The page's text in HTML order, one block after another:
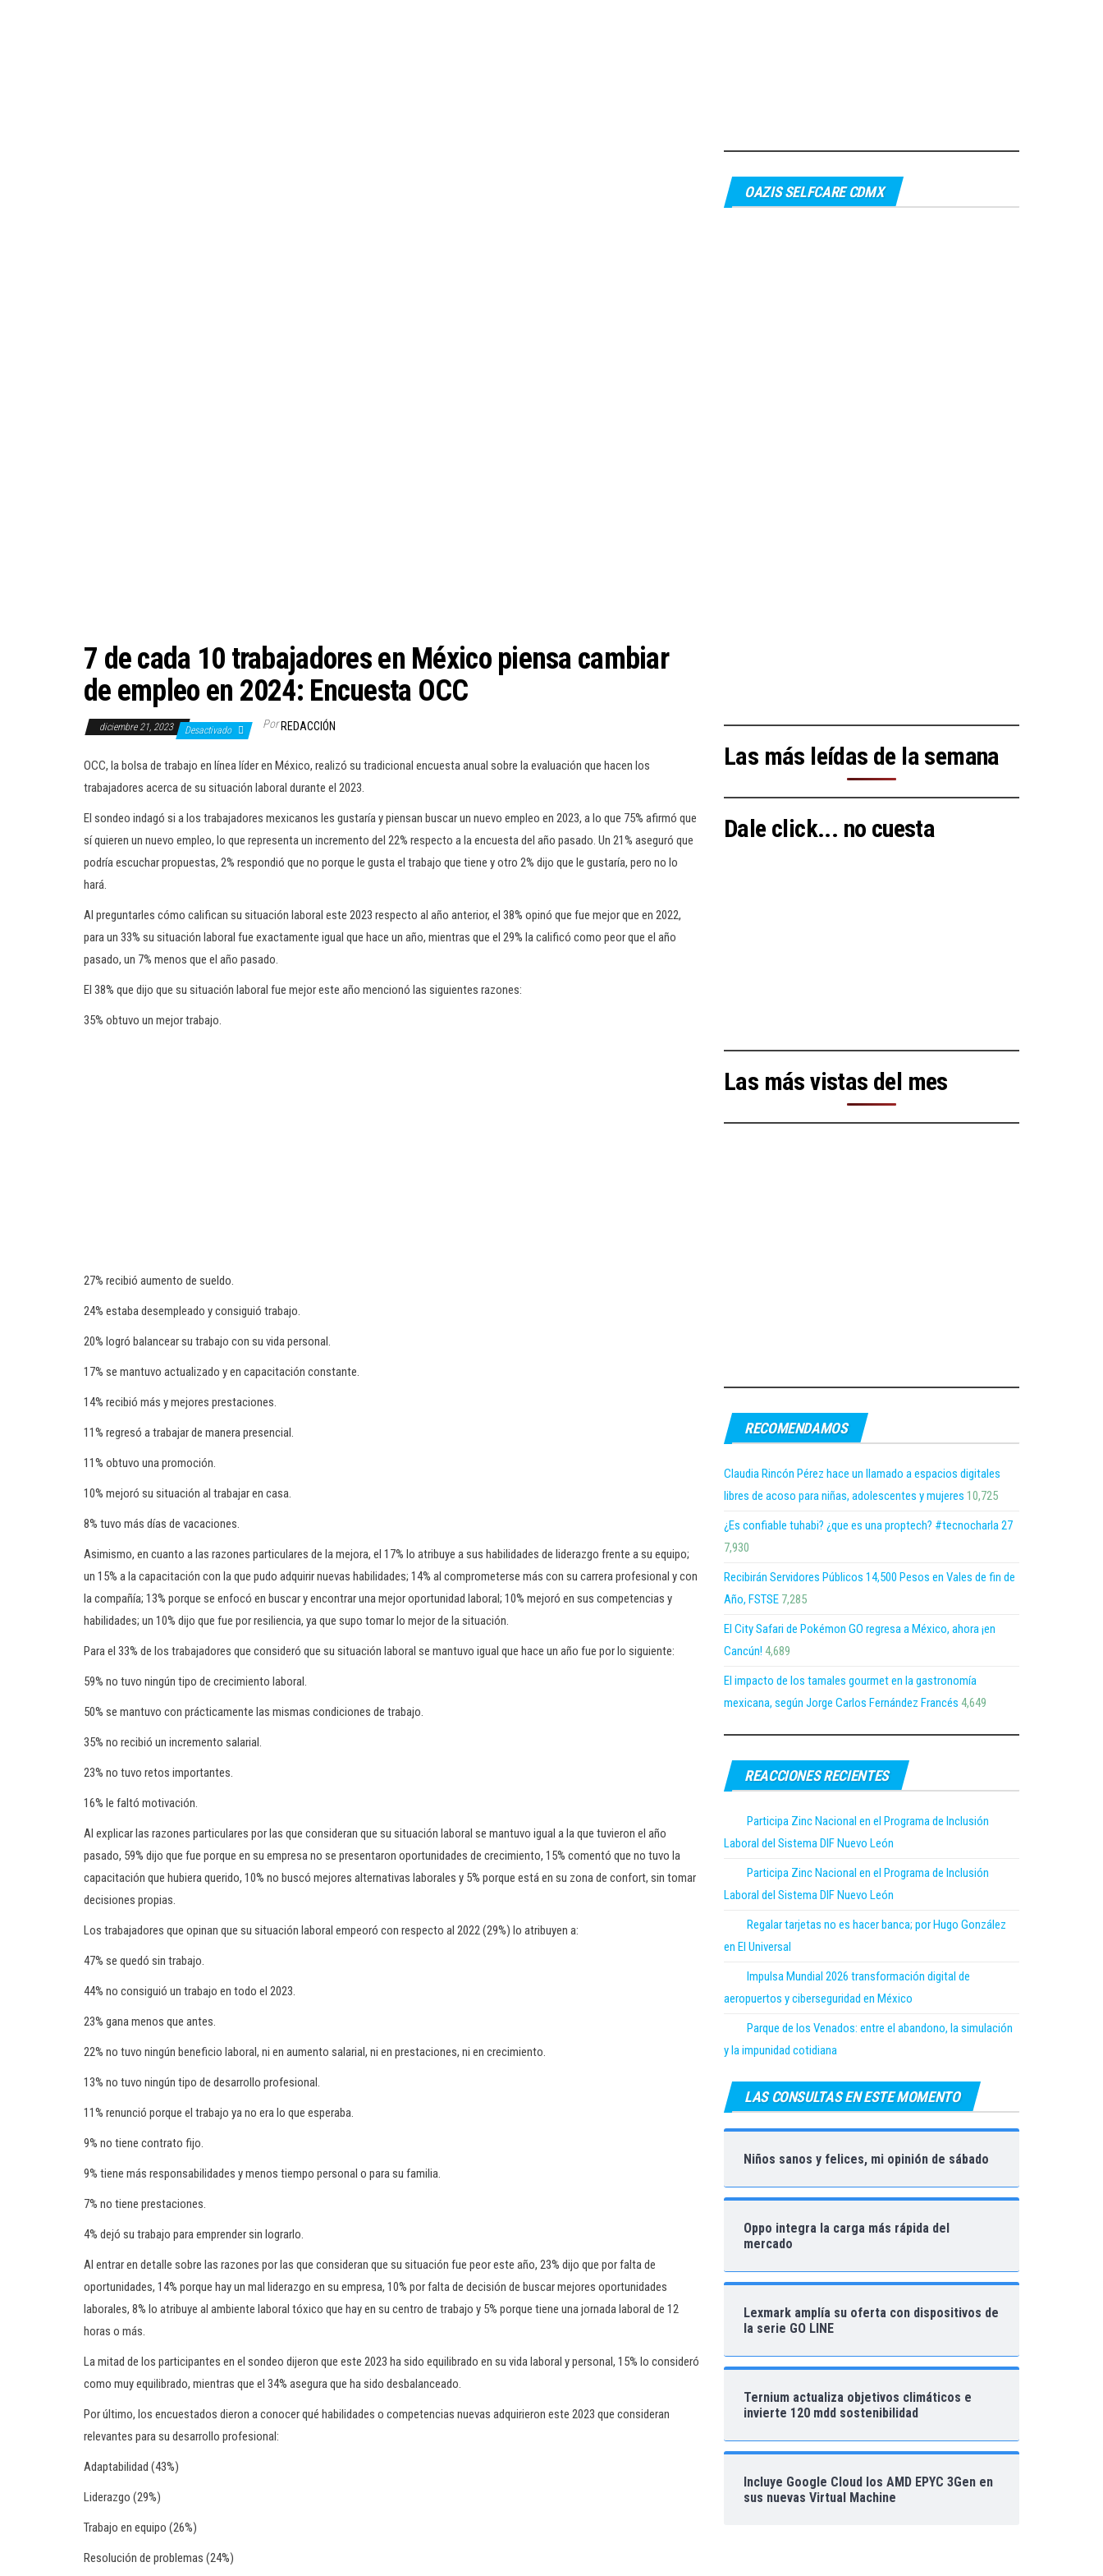
7 de cada 10 trabajadores en México piensa cambiar
de empleo en 2024: Encuesta OCC
diciembre 21, 2023 Desactivado Por REDACCIÓN
OCC, la bolsa de trabajo en línea líder en México, realizó su tradicional encuesta anual sobre la evaluación que hacen los
trabajadores acerca de su situación laboral durante el 2023.
El sondeo indagó si a los trabajadores mexicanos les gustaría y piensan buscar un nuevo empleo en 2023, a lo que 75% afirmó que
sí quieren un nuevo empleo, lo que representa un incremento del 22% respecto a la encuesta del año pasado. Un 21% aseguró que
podría escuchar propuestas, 2% respondió que no porque le gusta el trabajo que tiene y otro 2% dijo que le gustaría, pero no lo
hará.
Al preguntarles cómo califican su situación laboral este 2023 respecto al año anterior, el 38% opinó que fue mejor que en 2022,
para un 33% su situación laboral fue exactamente igual que hace un año, mientras que el 29% la calificó como peor que el año
pasado, un 7% menos que el año pasado.
El 38% que dijo que su situación laboral fue mejor este año mencionó las siguientes razones:
35% obtuvo un mejor trabajo.
27% recibió aumento de sueldo.
24% estaba desempleado y consiguió trabajo.
20% logró balancear su trabajo con su vida personal.
17% se mantuvo actualizado y en capacitación constante.
14% recibió más y mejores prestaciones.
11% regresó a trabajar de manera presencial.
11% obtuvo una promoción.
10% mejoró su situación al trabajar en casa.
8% tuvo más días de vacaciones.
Asimismo, en cuanto a las razones particulares de la mejora, el 17% lo atribuye a sus habilidades de liderazgo frente a su equipo;
un 15% a la capacitación con la que pudo adquirir nuevas habilidades; 14% al comprometerse más con su carrera profesional y con
la compañía; 13% porque se enfocó en buscar y encontrar una mejor oportunidad laboral; 10% mejoró en sus competencias y
habilidades; un 10% dijo que fue por resiliencia, ya que supo tomar lo mejor de la situación.
Para el 33% de los trabajadores que consideró que su situación laboral se mantuvo igual que hace un año fue por lo siguiente:
59% no tuvo ningún tipo de crecimiento laboral.
50% se mantuvo con prácticamente las mismas condiciones de trabajo.
35% no recibió un incremento salarial.
23% no tuvo retos importantes.
16% le faltó motivación.
Al explicar las razones particulares por las que consideran que su situación laboral se mantuvo igual a la que tuvieron el año
pasado, 59% dijo que fue porque en su empresa no se presentaron oportunidades de crecimiento, 15% comentó que no tuvo la
capacitación que hubiera querido, 10% no buscó mejores alternativas laborales y 5% porque está en su zona de confort, sin tomar
decisiones propias.
Los trabajadores que opinan que su situación laboral empeoró con respecto al 2022 (29%) lo atribuyen a:
47% se quedó sin trabajo.
44% no consiguió un trabajo en todo el 2023.
23% gana menos que antes.
22% no tuvo ningún beneficio laboral, ni en aumento salarial, ni en prestaciones, ni en crecimiento.
13% no tuvo ningún tipo de desarrollo profesional.
11% renunció porque el trabajo ya no era lo que esperaba.
9% no tiene contrato fijo.
9% tiene más responsabilidades y menos tiempo personal o para su familia.
7% no tiene prestaciones.
4% dejó su trabajo para emprender sin lograrlo.
Al entrar en detalle sobre las razones por las que consideran que su situación fue peor este año, 23% dijo que por falta de
oportunidades, 14% porque hay un mal liderazgo en su empresa, 10% por falta de decisión de buscar mejores oportunidades
laborales, 8% lo atribuye al ambiente laboral tóxico que hay en su centro de trabajo y 5% porque tiene una jornada laboral de 12
horas o más.
La mitad de los participantes en el sondeo dijeron que este 2023 ha sido equilibrado en su vida laboral y personal, 15% lo consideró
como muy equilibrado, mientras que el 34% asegura que ha sido desbalanceado.
Por último, los encuestados dieron a conocer qué habilidades o competencias nuevas adquirieron este 2023 que consideran
relevantes para su desarrollo profesional:
Adaptabilidad (43%)
Liderazgo (29%)
Trabajo en equipo (26%)
Resolución de problemas (24%)
OAZIS SELFCARE CDMX
Las más leídas de la semana
Dale click... no cuesta
Las más vistas del mes
RECOMENDAMOS
Claudia Rincón Pérez hace un llamado a espacios digitales
libres de acoso para niñas, adolescentes y mujeres 10,725
¿Es confiable tuhabi? ¿que es una proptech? #tecnocharla 27
7,930
Recibirán Servidores Públicos 14,500 Pesos en Vales de fin de
Año, FSTSE 7,285
El City Safari de Pokémon GO regresa a México, ahora ¡en
Cancún! 4,689
El impacto de los tamales gourmet en la gastronomía
mexicana, según Jorge Carlos Fernández Francés 4,649
REACCIONES RECIENTES
Participa Zinc Nacional en el Programa de Inclusión
Laboral del Sistema DIF Nuevo León
Participa Zinc Nacional en el Programa de Inclusión
Laboral del Sistema DIF Nuevo León
Regalar tarjetas no es hacer banca; por Hugo González
en El Universal
Impulsa Mundial 2026 transformación digital de
aeropuertos y ciberseguridad en México
Parque de los Venados: entre el abandono, la simulación
y la impunidad cotidiana
LAS CONSULTAS EN ESTE MOMENTO
Niños sanos y felices, mi opinión de sábado
Oppo integra la carga más rápida del
mercado
Lexmark amplía su oferta con dispositivos de
la serie GO LINE
Ternium actualiza objetivos climáticos e
invierte 120 mdd sostenibilidad
Incluye Google Cloud los AMD EPYC 3Gen en
sus nuevas Virtual Machine